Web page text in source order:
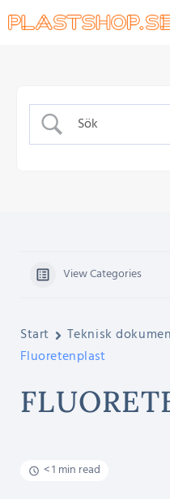
View Categories
Start Teknisk
Fluoretenplast
< 1 min read